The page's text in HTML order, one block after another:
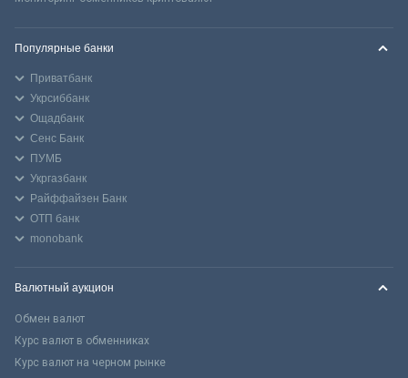
Популярные банки
Приватбанк
Укрсиббанк
Ощадбанк
Сенс Банк
ПУМБ
Укргазбанк
Райффайзен Банк
ОТП банк
monobank
Валютный аукцион
Обмен валют
Курс валют в обменниках
Курс валют на черном рынке